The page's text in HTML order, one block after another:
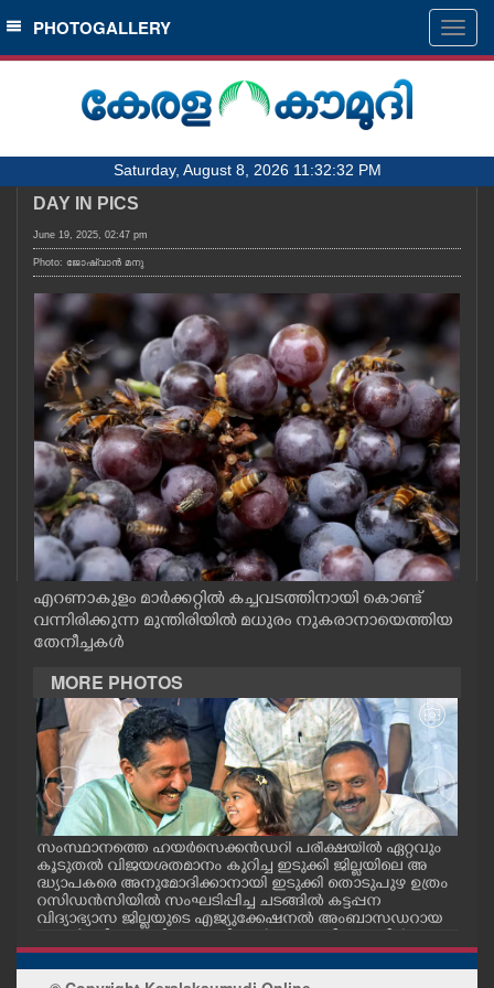
SECTIONS
HOME
NOTIFIED NEWS
KERALA
LOCAL
OBITUARY
NEWS 360
CASE DIARY
CINEMA
OPINION
PHOTOS
LIFESTYLE
SPIRITUAL
INFO+
PHOTOGALLERY
Saturday, August 8, 2026 11:32:32 PM
DAY IN PICS
June 19, 2025, 02:47 pm
Photo: ജോഷ്‌വാൻ മനു
എറണാകുളം മാർക്കറ്റിൽ കച്ചവടത്തിനായി കൊണ്ട്
വന്നിരിക്കുന്ന മുന്തിരിയിൽ മധുരം നുകരാനായെത്തിയ
തേനീച്ചകൾ
MORE PHOTOS
സംസ്ഥാനത്തെ ഹയർസെക്കൻഡറി പരീക്ഷയിൽ ഏറ്റവും
കൂടുതൽ വിജയശതമാനം കുറിച്ച ഇടുക്കി ജില്ലയിലെ അ
ദ്ധ്യാപകരെ അനുമോദിക്കാനായി ഇടുക്കി തൊടുപുഴ ഉത്രം
റസിഡൻസിയിൽ സംഘടിപ്പിച്ച ചടങ്ങിൽ കട്ടപ്പന
വിദ്യാഭ്യാസ ജില്ലയുടെ എജ്യുക്കേഷനൽ അംബാസഡറായ
കുര്യാക്കോസ് എം.പിയും അഭിനന്ദിച്ചപ്പോൾ. ശാരീരിക പ
രിമിതികളെ അതിജീവിച്ച് പ്ലസ്ടു പരീക്ഷയിൽ എല്ലാ വിഷയ